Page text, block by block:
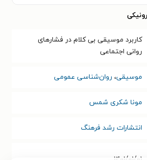
کاربرد موسیقی بی کلام در فشارهای
روانی اجتماعی
موسیقی، روان‌شناسی عمومی
مونا شکری شمس
انتشارات رشد فرهنگ